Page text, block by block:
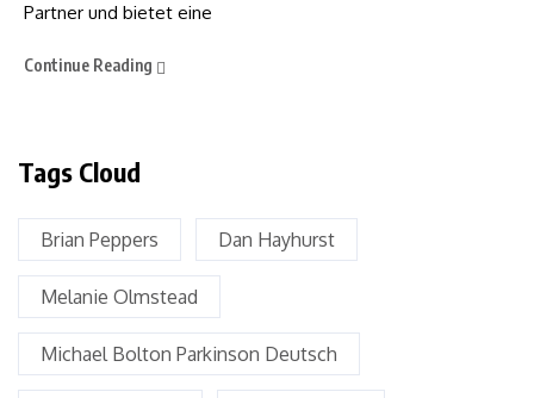
Partner und bietet eine
Continue Reading
Tags Cloud
Brian Peppers Dan Hayhurst
Melanie Olmstead
Michael Bolton Parkinson Deutsch